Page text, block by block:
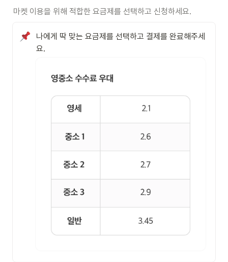
마켓 이용을 위해 적합한 요금제를 선택하고 신청하세요.
나에게 딱 맞는 요금제를 선택하고 결제를 완료해주세
요.